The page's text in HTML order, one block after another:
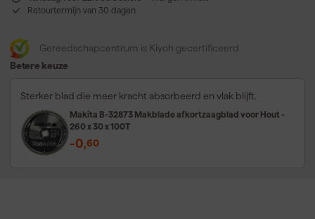
Retourtermijn van 30 dagen
Gereedschapcentrum is Kiyoh gecertificeerd
Betere keuze
Sterker blad die meer kracht absorbeerd en vlak blijft.
Makita B-32873 Makblade afkortzaagblad voor Hout -
260 x 30 x 100T
-0,60